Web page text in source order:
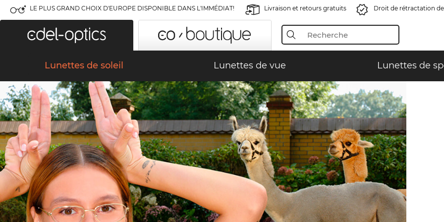
LE PLUS GRAND CHOIX D'EUROPE DISPONIBLE DANS L'IMMÉDIAT! Livraison et retours gratuits Droit de rétractation
Lunettes de soleil Lunettes de vue Lunettes de